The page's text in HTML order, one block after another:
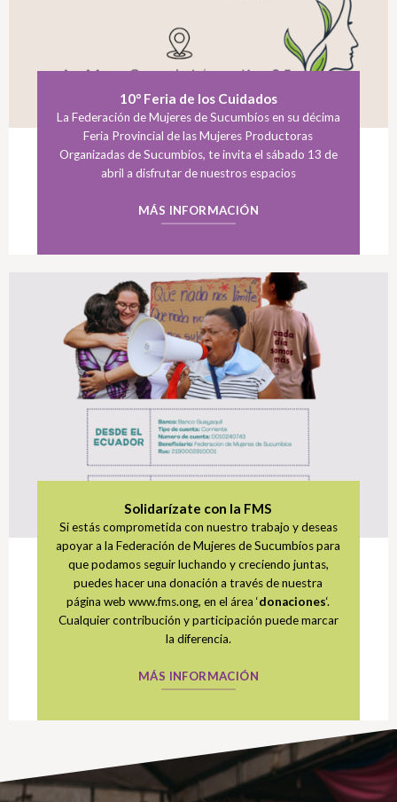
10° Feria de los Cuidados
La Federación de Mujeres de Sucumbíos en su décima
Feria Provincial de las Mujeres Productoras
Organizadas de Sucumbíos, te invita el sábado 13 de
abril a disfrutar de nuestros espacios
MÁS INFORMACIÓN
Solidarízate con la FMS
Si estás comprometida con nuestro trabajo y deseas
apoyar a la Federación de Mujeres de Sucumbíos para
que podamos seguir luchando y creciendo juntas,
puedes hacer una donación a través de nuestra
página web www.fms.ong, en el área ‘donaciones‘.
Cualquier contribución y participación puede marcar
la diferencia.
MÁS INFORMACIÓN